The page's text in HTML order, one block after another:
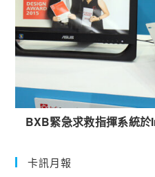
BXB緊急求救指揮系統
卡訊月報